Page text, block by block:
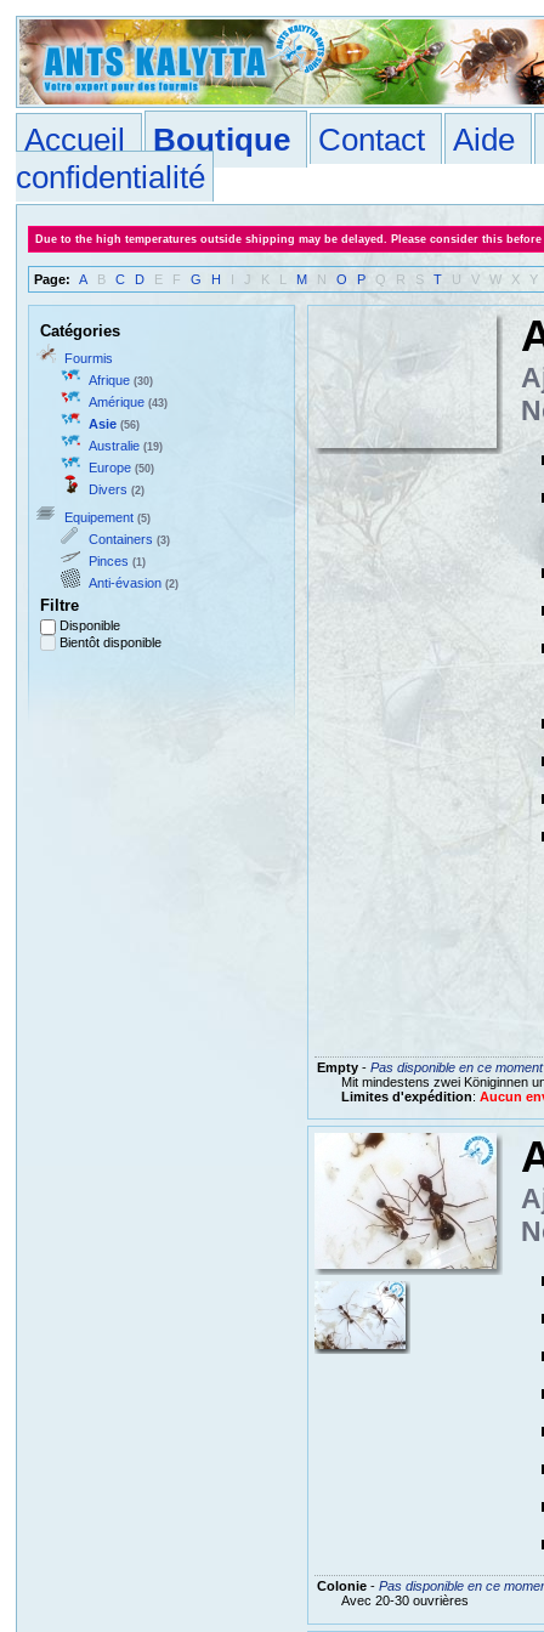
Accueil Boutique Contact Aide
confidentialité
Due to the high temperatures outside shipping may be delayed. Please consider this
Page: A B C D E F G H I J K L M N O P Q R S T U V W X Y
Catégories
Fourmis
Afrique (30)
Amérique (43)
Asie (56)
Australie (19)
Europe (50)
Divers (2)
Equipement (5)
Containers (3)
Pinces (1)
Anti-évasion (2)
Filtre
Disponible
Bientôt disponible
Empty- Pas disponible en ce moment
Mit mindestens zwei Königinnen
Limites d'expédition: Aucun
Colonie- Pas disponible en ce
Avec 20-30 ouvrières